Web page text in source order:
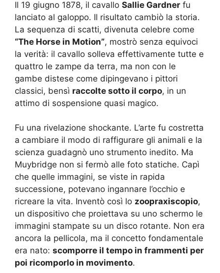
Il 19 giugno 1878, il cavallo Sallie Gardner fu
lanciato al galoppo. Il risultato cambiò la storia.
La sequenza di scatti, divenuta celebre come
“The Horse in Motion”, mostrò senza equivoci
la verità: il cavallo solleva effettivamente tutte e
quattro le zampe da terra, ma non con le
gambe distese come dipingevano i pittori
classici, bensì raccolte sotto il corpo, in un
attimo di sospensione quasi magico.
Fu una rivelazione shockante. L’arte fu costretta
a cambiare il modo di raffigurare gli animali e la
scienza guadagnò uno strumento inedito. Ma
Muybridge non si fermò alle foto statiche. Capì
che quelle immagini, se viste in rapida
successione, potevano ingannare l’occhio e
ricreare la vita. Inventò così lo zoopraxiscopio,
un dispositivo che proiettava su uno schermo le
immagini stampate su un disco rotante. Non era
ancora la pellicola, ma il concetto fondamentale
era nato: scomporre il tempo in frammenti per
poi ricomporlo in movimento.